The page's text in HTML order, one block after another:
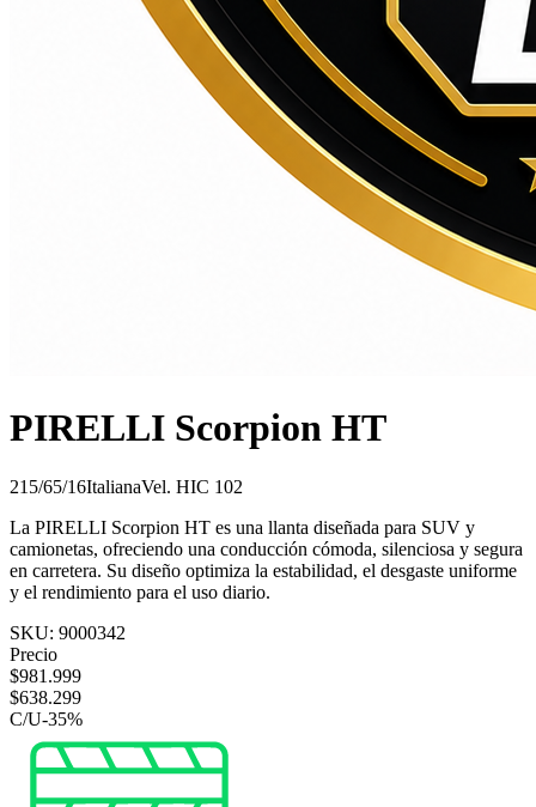
PIRELLI Scorpion HT
215/65/16ItalianaVel. HIC 102
La PIRELLI Scorpion HT es una llanta diseñada para SUV y
camionetas, ofreciendo una conducción cómoda, silenciosa y segura
en carretera. Su diseño optimiza la estabilidad, el desgaste uniforme
y el rendimiento para el uso diario.
SKU: 9000342
Precio
$981.999
$638.299
C/U-35%